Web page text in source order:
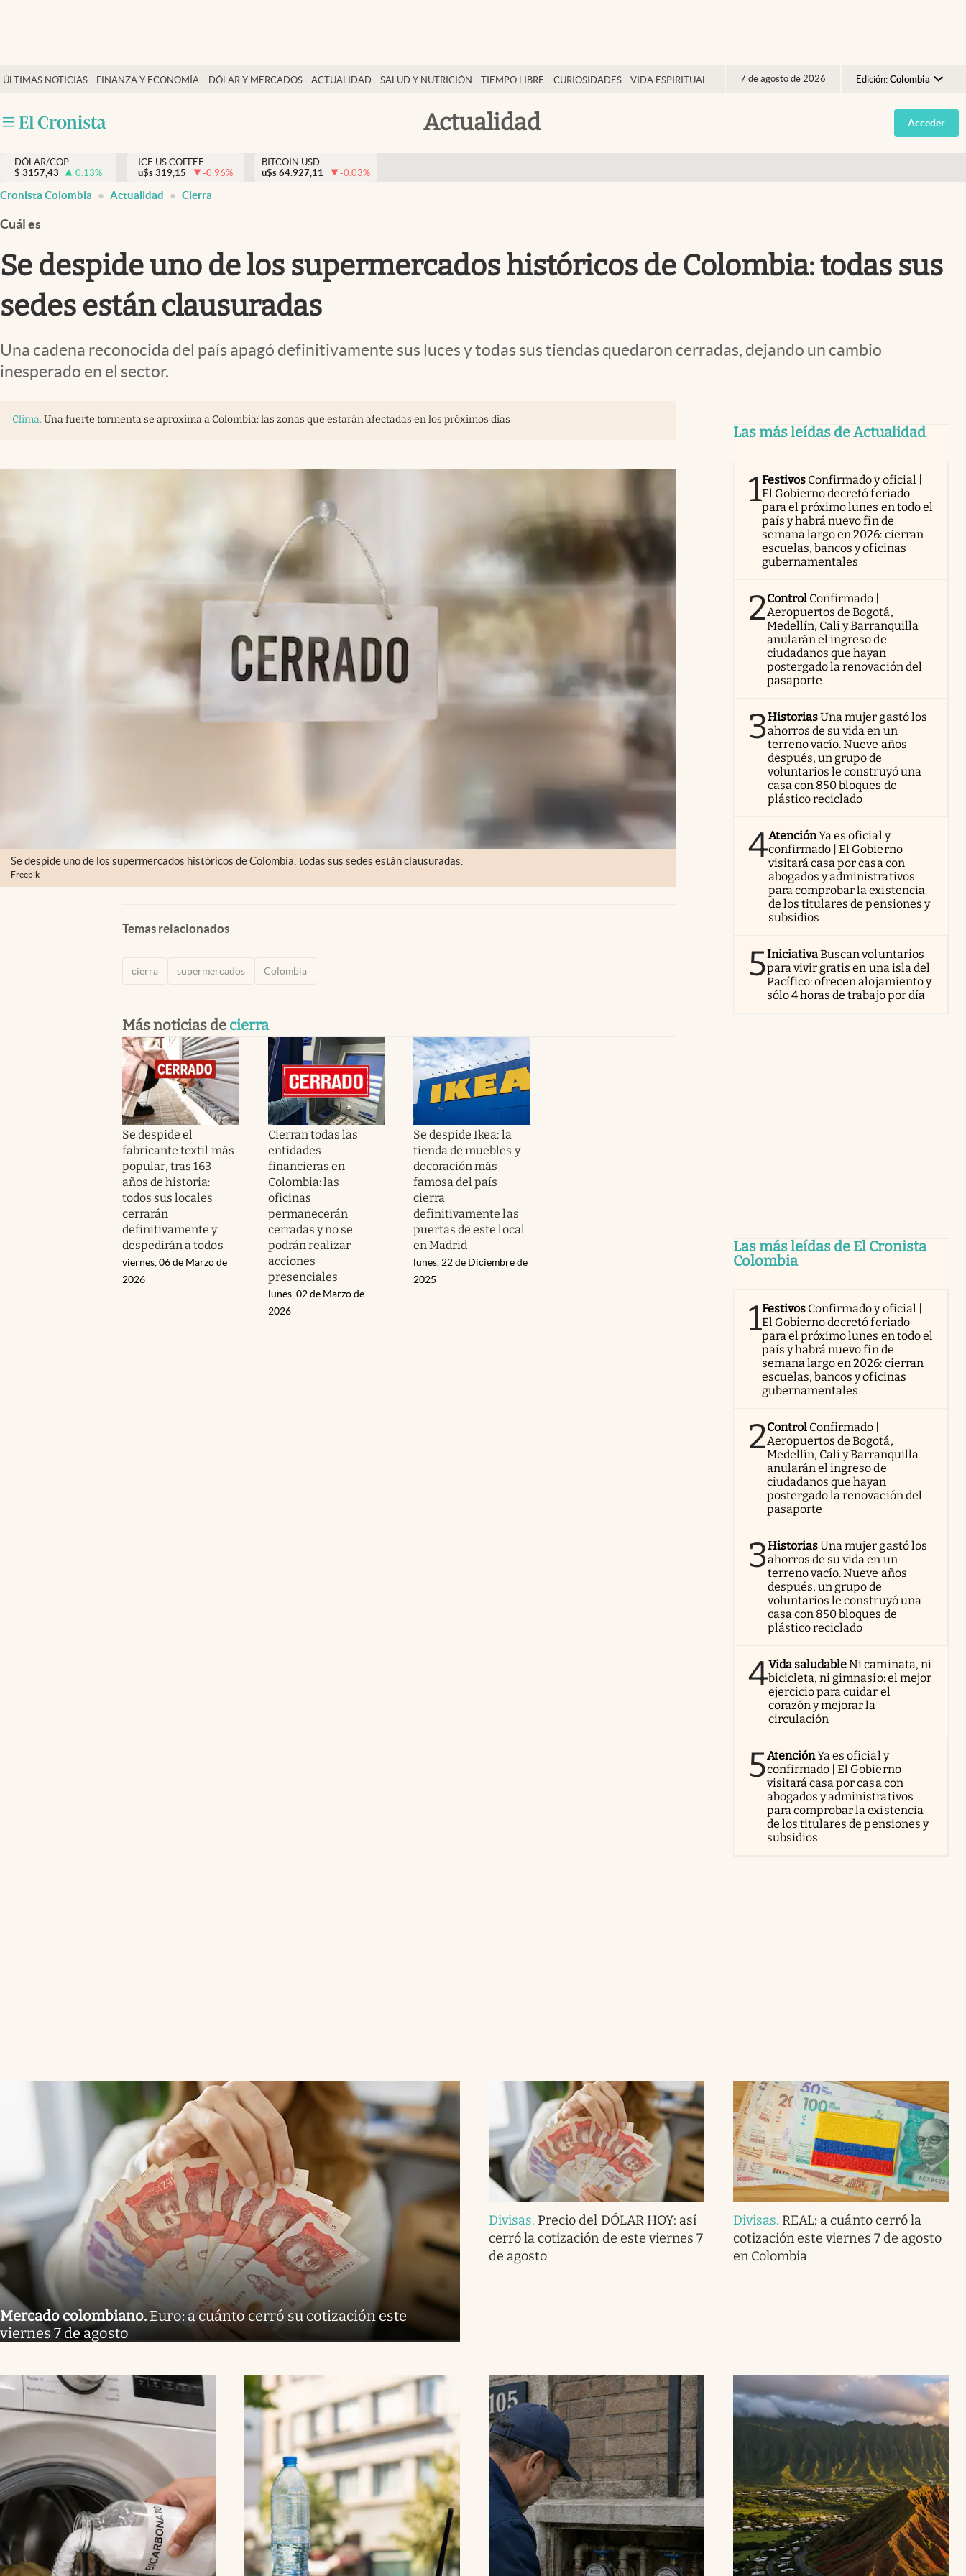
ÚLTIMAS NOTICIAS FINANZA Y ECONOMÍA DÓLAR Y MERCADOS ACTUALIDAD SALUD Y NUTRICIÓN TIEMPO LIBRE CURIOSIDADES VIDA ESPIRITUAL 7 de agosto de 2026 Edición: Colombia
Argentina
España
Actualidad
Salud y nutrición
Tiempo libre
Dólar y mercados
Curiosidades
Acceder
DÓLAR/COP
$ 3157,43 0.13%
ICE US COFFEE
u$s 319,15 -0.96%
BITCOIN USD
u$s 64.927,11 -0.03%
Cronista Colombia Actualidad Cierra
Cuál es
Se despide uno de los supermercados históricos de Colombia: todas sus
sedes están clausuradas
Una cadena reconocida del país apagó definitivamente sus luces y todas sus tiendas quedaron cerradas, dejando un cambio
inesperado en el sector.
Clima. Una fuerte tormenta se aproxima a Colombia: las zonas que estarán afectadas en los próximos días
Se despide uno de los supermercados históricos de Colombia: todas sus sedes están clausuradas.
Freepik
Temas relacionados
cierra supermercados Colombia
Más noticias de cierra
Se despide el
fabricante textil más
popular, tras 163
años de historia:
todos sus locales
cerrarán
definitivamente y
despedirán a todos
viernes, 06 de Marzo de
2026
Cierran todas las
entidades
financieras en
Colombia: las
oficinas
permanecerán
cerradas y no se
podrán realizar
acciones
presenciales
lunes, 02 de Marzo de
2026
Se despide Ikea: la
tienda de muebles y
decoración más
famosa del país
cierra
definitivamente las
puertas de este local
en Madrid
lunes, 22 de Diciembre de
2025
Las más leídas de Actualidad
1Festivos Confirmado y oficial |
El Gobierno decretó feriado
para el próximo lunes en todo el
país y habrá nuevo fin de
semana largo en 2026: cierran
escuelas, bancos y oficinas
gubernamentales
2Control Confirmado |
Aeropuertos de Bogotá,
Medellín, Cali y Barranquilla
anularán el ingreso de
ciudadanos que hayan
postergado la renovación del
pasaporte
3HistoriasUna mujer gastó los
ahorros de su vida en un
terreno vacío. Nueve años
después, un grupo de
voluntarios le construyó una
casa con 850 bloques de
plástico reciclado
4AtenciónYa es oficial y
confirmado | El Gobierno
visitará casa por casa con
abogados y administrativos
para comprobar la existencia
de los titulares de pensiones y
subsidios
5IniciativaBuscan voluntarios
para vivir gratis en una isla del
Pacífico: ofrecen alojamiento y
sólo 4 horas de trabajo por día
Las más leídas de El Cronista
Colombia
1Festivos Confirmado y oficial |
El Gobierno decretó feriado
para el próximo lunes en todo el
país y habrá nuevo fin de
semana largo en 2026: cierran
escuelas, bancos y oficinas
gubernamentales
2Control Confirmado |
Aeropuertos de Bogotá,
Medellín, Cali y Barranquilla
anularán el ingreso de
ciudadanos que hayan
postergado la renovación del
pasaporte
3HistoriasUna mujer gastó los
ahorros de su vida en un
terreno vacío. Nueve años
después, un grupo de
voluntarios le construyó una
casa con 850 bloques de
plástico reciclado
4Vida saludableNi caminata, ni
bicicleta, ni gimnasio: el mejor
ejercicio para cuidar el
corazón y mejorar la
circulación
5AtenciónYa es oficial y
confirmado | El Gobierno
visitará casa por casa con
abogados y administrativos
para comprobar la existencia
de los titulares de pensiones y
subsidios
Mercado colombiano. Euro: a cuánto cerró su cotización este
viernes 7 de agosto
Divisas. Precio del DÓLAR HOY: así
cerró la cotización de este viernes 7
de agosto
Divisas. REAL: a cuánto cerró la
cotización este viernes 7 de agosto
en Colombia